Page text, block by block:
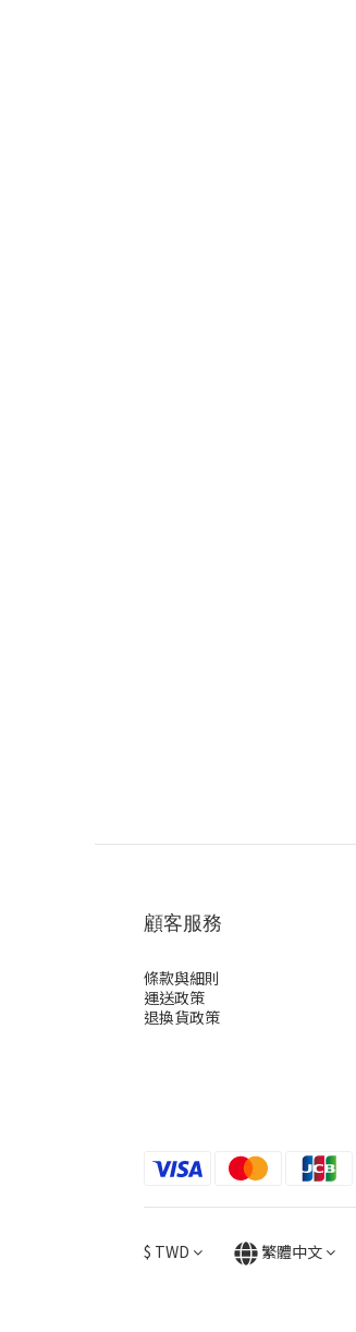
顧客服務
條款與細則
運送政策
退換貨政策
$ TWD 繁體中文